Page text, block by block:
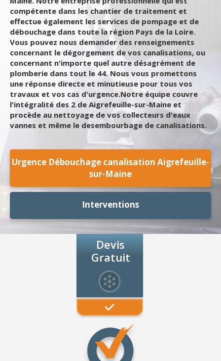
compétente dans les chantier de traitement et
effectue également les services de pompage et de
débouchage dans toute la région Pays de la Loire.
Vous pouvez nous demander des renseignements
concernant le dégorgement de vos canalisations, ou
concernant n'importe quel autre désagrément de
plomberie dans tout le 44. Nous vous promettons
une réponse directe et minutieuse pour tous vos
travaux et vos cas d'urgence.Notre équipe couvre
l'intégralité des 2 de Aigrefeuille-sur-Maine et
procède au nettoyage de vos collecteurs d'eaux
vannes et même le desembourbage de canalisations.
Urgence Débouchage canalisation Aigrefeuille-
sur-Maine
Interventions
Devis
Gratuit